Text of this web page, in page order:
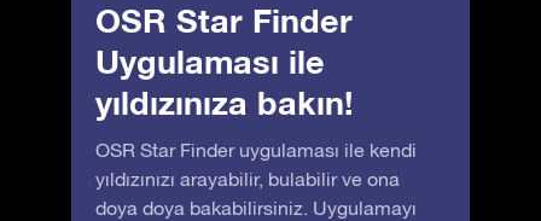
OSR Star Finder
Uygulaması ile
yıldızınıza bakın!
OSR Star Finder uygulaması ile kendi
yıldızınızı arayabilir, bulabilir ve ona
doya doya bakabilirsiniz. Uygulamayı